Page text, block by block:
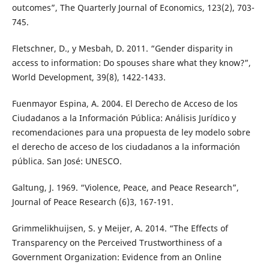
outcomes”, The Quarterly Journal of Economics, 123(2), 703-
745.
Fletschner, D., y Mesbah, D. 2011. “Gender disparity in
access to information: Do spouses share what they know?”,
World Development, 39(8), 1422-1433.
Fuenmayor Espina, A. 2004. El Derecho de Acceso de los
Ciudadanos a la Información Pública: Análisis Jurídico y
recomendaciones para una propuesta de ley modelo sobre
el derecho de acceso de los ciudadanos a la información
pública. San José: UNESCO.
Galtung, J. 1969. “Violence, Peace, and Peace Research”,
Journal of Peace Research (6)3, 167-191.
Grimmelikhuijsen, S. y Meijer, A. 2014. “The Effects of
Transparency on the Perceived Trustworthiness of a
Government Organization: Evidence from an Online